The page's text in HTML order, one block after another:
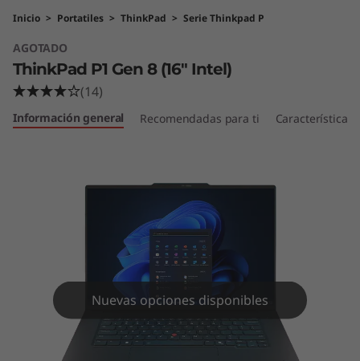
Inicio > Portatiles > ThinkPad > Serie Thinkpad P
AGOTADO
ThinkPad P1 Gen 8 (16" Intel)
(14)
Información general Recomendadas para ti Características
Nuevas opciones disponibles